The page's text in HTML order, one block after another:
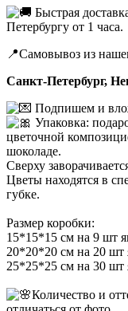
Быстрая
Петербургу от 1 часа.
📍Самовывоз из
Санкт-Петербург,
Подпишем и
Упаковка:
цветочной
шоколаде.
Сверху
Цветы находятся в
губке.
Размер коробки:
15*15*15 см на 9 шт
20*20*20 см на 20 шт
25*25*25 см на 30 шт
Количество и